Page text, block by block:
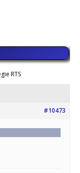
RTS
#10473